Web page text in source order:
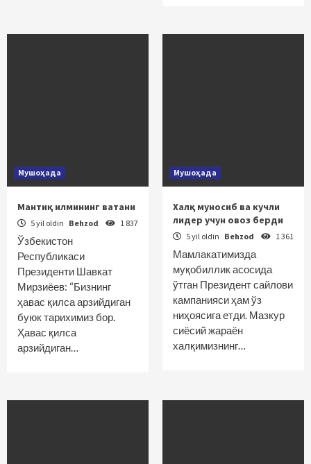
Мушоҳада
Мантиқ илмининг ватани
5 yil oldin Behzod 1 837
Ўзбекистон
Республикаси
Президенти Шавкат
Мирзиёев: “Бизнинг
ҳавас қилса арзийдиган
буюк тарихимиз бор.
Ҳавас қилса
арзийдиган…
Мушоҳада
Халқ муносиб ва кучли
лидер учун овоз берди
5 yil oldin Behzod 1 361
Мамлакатимизда
муқобиллик асосида
ўтган Президент сайлови
кампанияси ҳам ўз
ниҳоясига етди. Мазкур
сиёсий жараён
халқимизнинг…